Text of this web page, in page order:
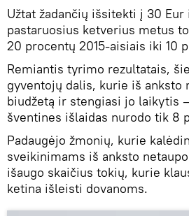
Užtat žadančių išsitekti į 30
pastaruosius ketverius metus
20 procentų 2015-aisiais iki 10
Remiantis tyrimo rezultatais,
gyventojų dalis, kurie iš anksto
biudžetą ir stengiasi jo laikytis
šventines išlaidas nurodo tik 8
Padaugėjo žmonių, kurie
sveikinimams iš anksto
išaugo skaičius tokių, kurie
ketina išleisti dovanoms.